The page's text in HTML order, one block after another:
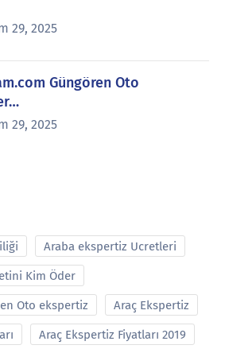
29, 2025
Güngören Oto
29, 2025
Araba ekspertiz Ucretleri
Kim Öder
Oto ekspertiz Araç Ekspertiz
Araç Ekspertiz Fiyatları 2019